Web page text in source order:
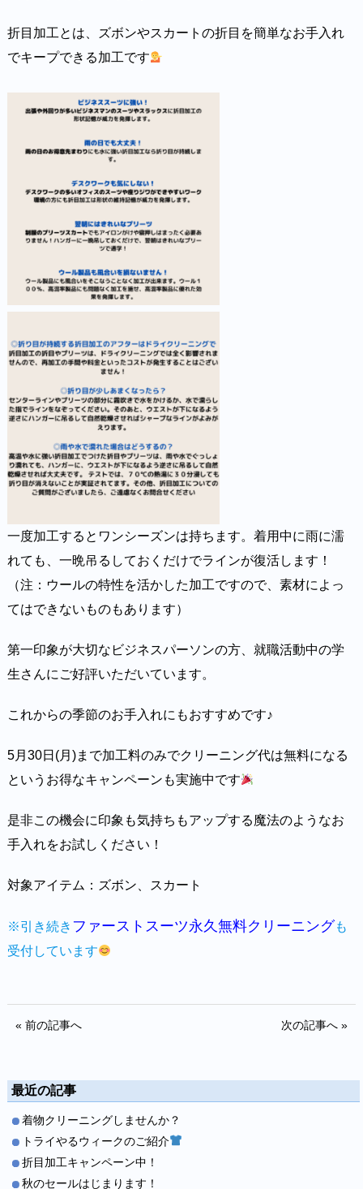
折目加工とは、ズボンやスカートの折目を簡単なお手入れ
でキープできる加工です
一度加工するとワンシーズンは持ちます。着用中に雨に濡
れても、一晩吊るしておくだけでラインが復活します！
（注：ウールの特性を活かした加工ですので、素材によっ
てはできないものもあります）
第一印象が大切なビジネスパーソンの方、就職活動中の学
生さんにご好評いただいています。
これからの季節のお手入れにもおすすめです♪
5月30日(月)まで加工料のみでクリーニング代は無料になる
というお得なキャンペーンも実施中です
是非この機会に印象も気持ちもアップする魔法のようなお
手入れをお試しください！
対象アイテム：ズボン、スカート
※引き続き ファーストスーツ永久無料クリーニングも
受付しています
« 前の記事へ 次の記事へ »
最近の記事
着物クリーニングしませんか？
トライやるウィークのご紹介
折目加工キャンペーン中！
秋のセールはじまります！